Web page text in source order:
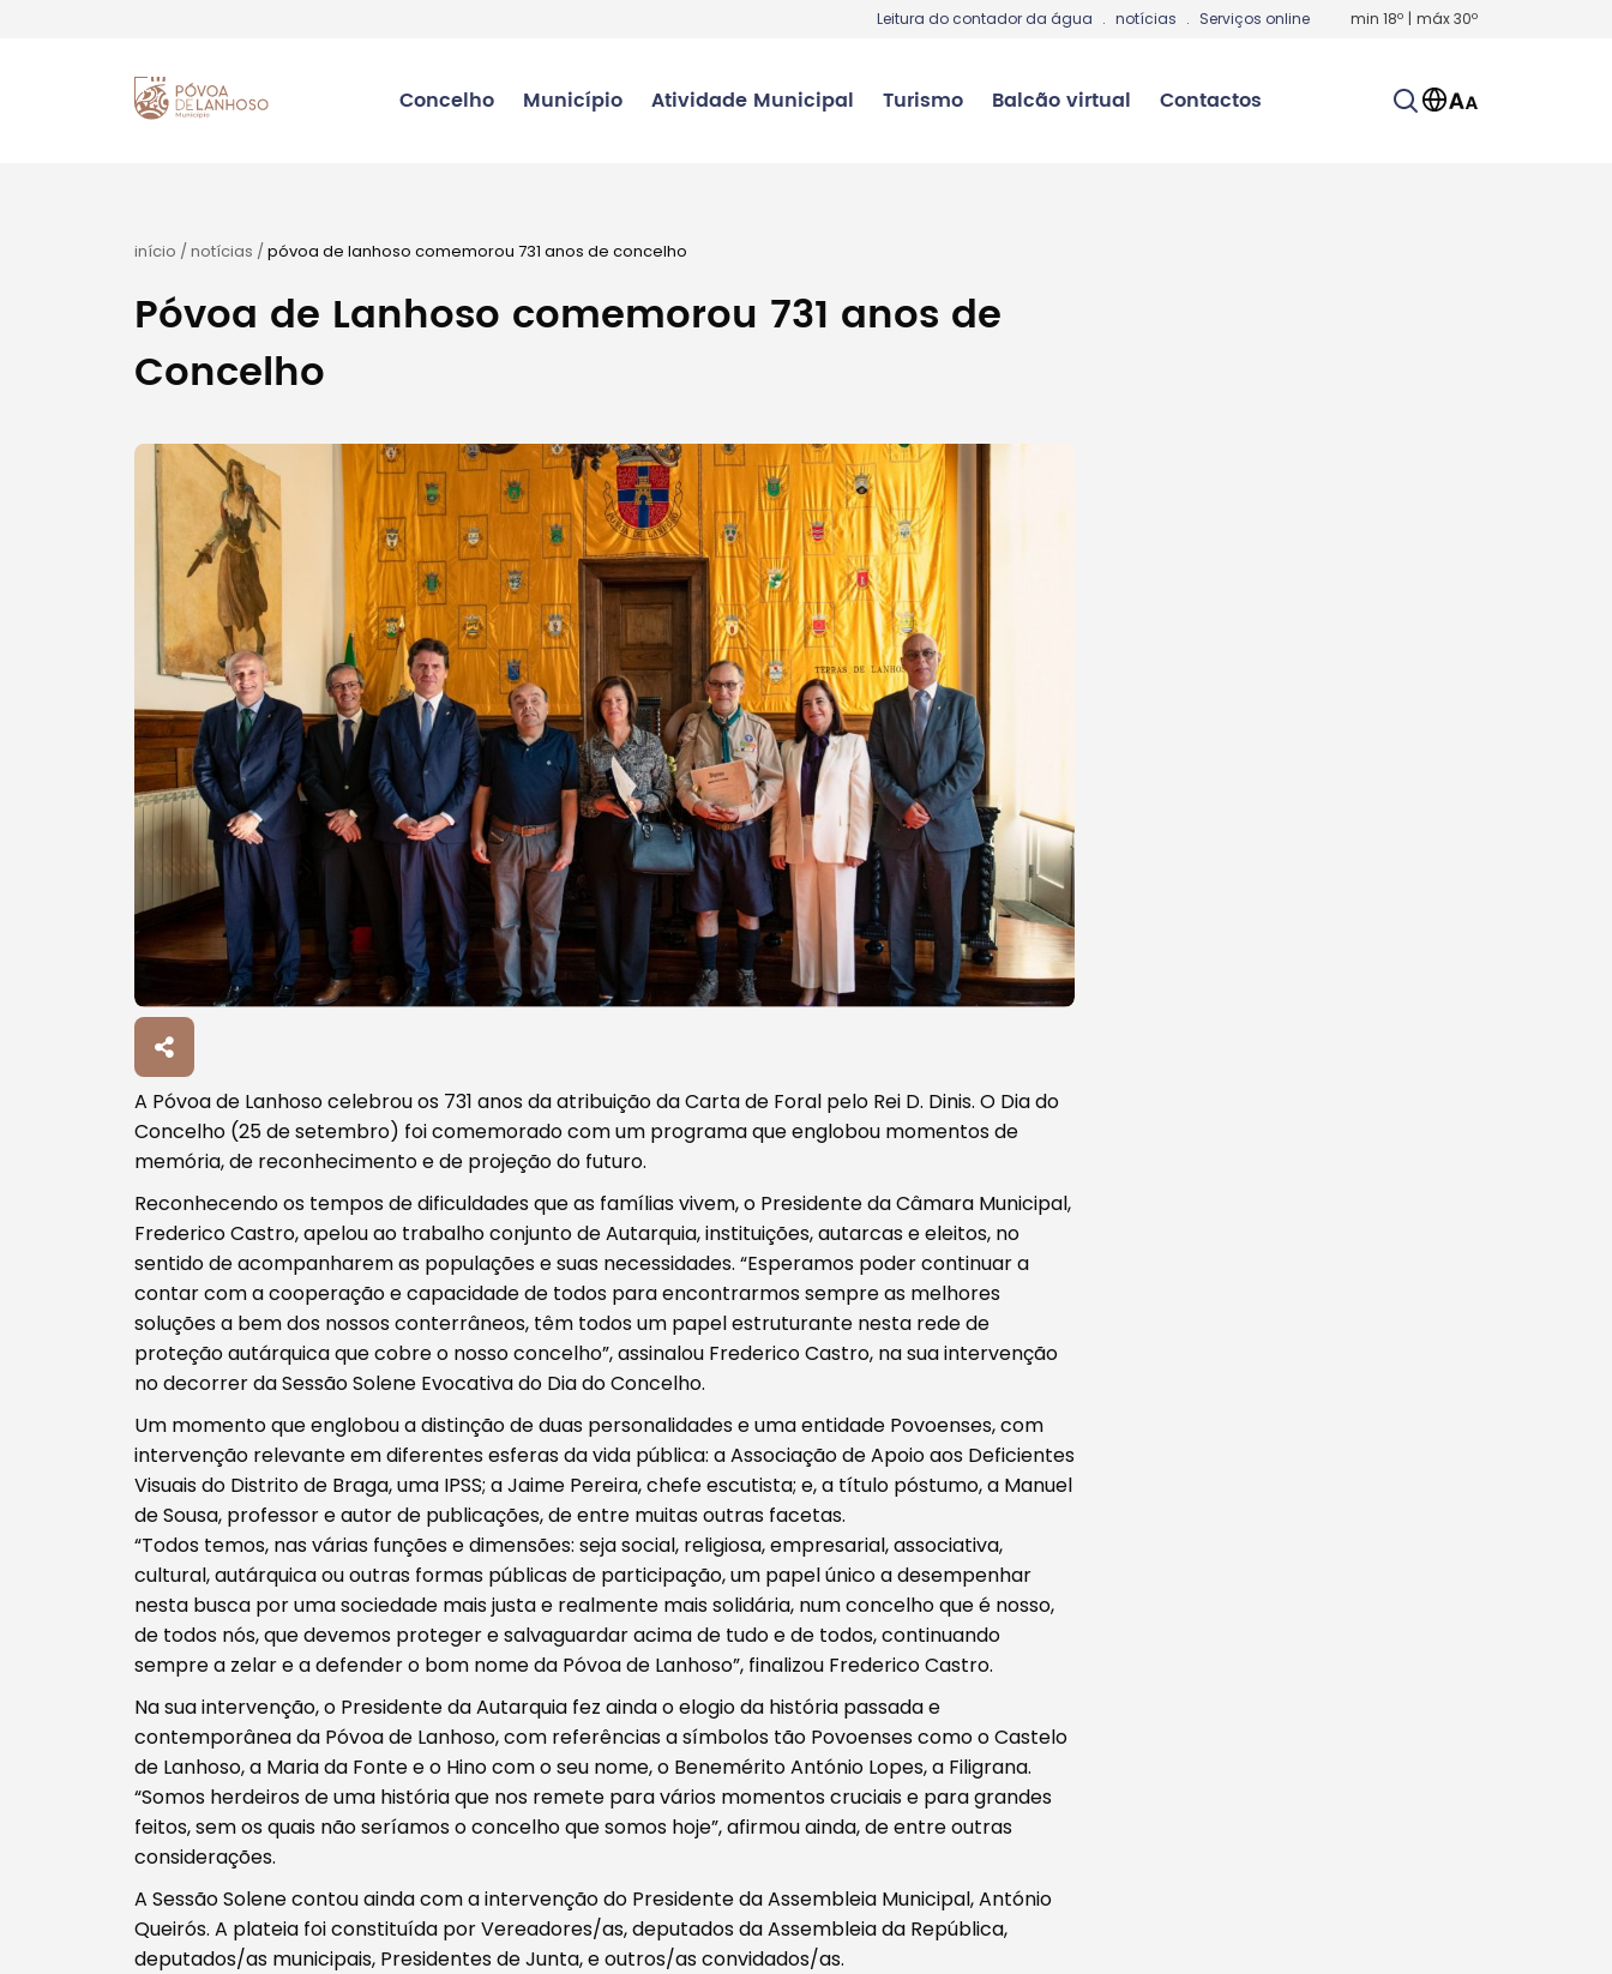
Leitura do contador da água . notícias . Serviços online min 18º | máx30º
Concelho Município Atividade Municipal Turismo Balcão virtual Contactos
Procurar
início /notícias /póvoa de lanhoso comemorou 731 anos de concelho
Póvoa de Lanhoso comemorou 731 anos de
Concelho
A Póvoa de Lanhoso celebrou os 731 anos da atribuição da Carta de Foral pelo Rei D. Dinis. O Dia do
Concelho (25 de setembro) foi comemorado com um programa que englobou momentos de
memória, de reconhecimento e de projeção do futuro.
Reconhecendo os tempos de dificuldades que as famílias vivem, o Presidente da Câmara Municipal,
Frederico Castro, apelou ao trabalho conjunto de Autarquia, instituições, autarcas e eleitos, no
sentido de acompanharem as populações e suas necessidades. “Esperamos poder continuar a
contar com a cooperação e capacidade de todos para encontrarmos sempre as melhores
soluções a bem dos nossos conterrâneos, têm todos um papel estruturante nesta rede de
proteção autárquica que cobre o nosso concelho”, assinalou Frederico Castro, na sua intervenção
no decorrer da Sessão Solene Evocativa do Dia do Concelho.
Um momento que englobou a distinção de duas personalidades e uma entidade Povoenses, com
intervenção relevante em diferentes esferas da vida pública: a Associação de Apoio aos Deficientes
Visuais do Distrito de Braga, uma IPSS; a Jaime Pereira, chefe escutista; e, a título póstumo, a Manuel
de Sousa, professor e autor de publicações, de entre muitas outras facetas.
“Todos temos, nas várias funções e dimensões: seja social, religiosa, empresarial, associativa,
cultural, autárquica ou outras formas públicas de participação, um papel único a desempenhar
nesta busca por uma sociedade mais justa e realmente mais solidária, num concelho que é nosso,
de todos nós, que devemos proteger e salvaguardar acima de tudo e de todos, continuando
sempre a zelar e a defender o bom nome da Póvoa de Lanhoso”, finalizou Frederico Castro.
Na sua intervenção, o Presidente da Autarquia fez ainda o elogio da história passada e
contemporânea da Póvoa de Lanhoso, com referências a símbolos tão Povoenses como o Castelo
de Lanhoso, a Maria da Fonte e o Hino com o seu nome, o Benemérito António Lopes, a Filigrana.
“Somos herdeiros de uma história que nos remete para vários momentos cruciais e para grandes
feitos, sem os quais não seríamos o concelho que somos hoje”, afirmou ainda, de entre outras
considerações.
A Sessão Solene contou ainda com a intervenção do Presidente da Assembleia Municipal, António
Queirós. A plateia foi constituída por Vereadores/as, deputados da Assembleia da República,
deputados/as municipais, Presidentes de Junta, e outros/as convidados/as.